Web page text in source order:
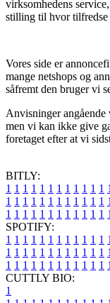
virksomhedens
stilling til hvor tilfredse
Vores side er
mange netshops og
såfremt den bruger vi
Anvisninger angående
men vi kan ikke give
foretaget efter at vi
BITLY:
1 1 1 1 1 1 1 1 1 1 1 1 1
1 1 1 1 1 1 1 1 1 1 1 1 1
1 1 1 1 1 1 1 1 1 1 1 1 1
SPOTIFY:
1 1 1 1 1 1 1 1 1 1 1 1 1
1 1 1 1 1 1 1 1 1 1 1 1 1
1 1 1 1 1 1 1 1 1 1 1 1 1
CUTTLY BIO:
1